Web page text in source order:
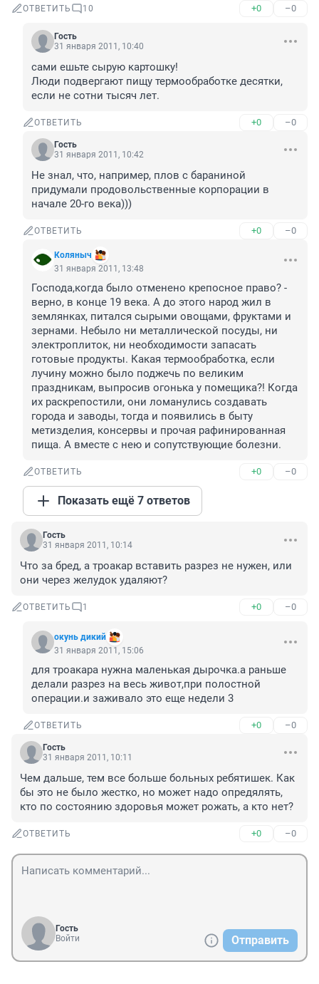
ОТВЕТИТЬ 10 +0 –0
Гость
31 января 2011, 10:40
сами ешьте сырую картошку!
Люди подвергают пищу термообработке десятки,
если не сотни тысяч лет.
ОТВЕТИТЬ +0 –0
Гость
31 января 2011, 10:42
Не знал, что, например, плов с бараниной
придумали продовольственные корпорации в
начале 20-го века)))
ОТВЕТИТЬ +0 –0
Коляныч
31 января 2011, 13:48
Господа,когда было отменено крепосное право? -
верно, в конце 19 века. А до этого народ жил в
землянках, питался сырыми овощами, фруктами и
зернами. Небыло ни металлической посуды, ни
электроплиток, ни необходимости запасать
готовые продукты. Какая термообработка, если
лучину можно было поджечь по великим
праздникам, выпросив огонька у помещика?! Когда
их раскрепостили, они ломанулись создавать
города и заводы, тогда и появились в быту
метизделия, консервы и прочая рафинированная
пища. А вместе с нею и сопутствующие болезни.
ОТВЕТИТЬ +0 –0
Показать ещё 7 ответов
Гость
31 января 2011, 10:14
Что за бред, а троакар вставить разрез не нужен, или
они через желудок удаляют?
ОТВЕТИТЬ 1 +0 –0
окунь дикий
31 января 2011, 15:06
для троакара нужна маленькая дырочка.а раньше
делали разрез на весь живот,при полостной
операции.и заживало это еще недели 3
ОТВЕТИТЬ +0 –0
Гость
31 января 2011, 10:11
Чем дальше, тем все больше больных ребятишек. Как
бы это не было жестко, но может надо опредялять,
кто по состоянию здоровья может рожать, а кто нет?
ОТВЕТИТЬ +0 –0
Гость
Войти
Отправить